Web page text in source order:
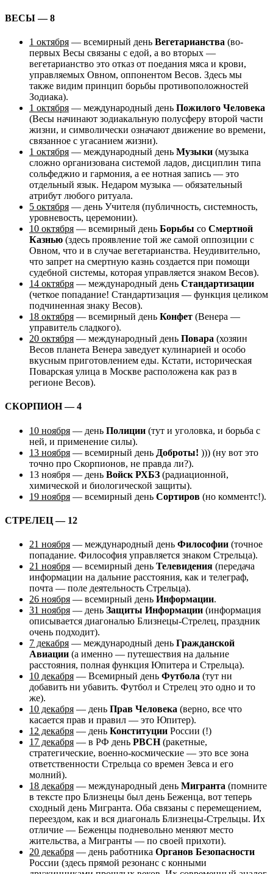
ВЕСЫ — 8
1 октября — всемирный день Вегетарианства (во-
первых Весы связаны с едой, а во вторых —
вегетарианство это отказ от поедания мяса и крови,
управляемых Овном, оппонентом Весов. Здесь мы
также видим принцип борьбы противоположностей
Зодиака).
1 октября — международный день Пожилого Человека
(Весы начинают зодиакальную полусферу второй части
жизни, и символически означают движение во времени,
связанное с угасанием жизни).
1 октября — международный день Музыки (музыка
сложно организована системой ладов, дисциплин типа
сольфеджио и гармония, а ее нотная запись — это
отдельный язык. Недаром музыка — обязательный
атрибут любого ритуала.
5 октября — день Учителя (публичность, системность,
уровневость, церемонии).
10 октября — всемирный день Борьбы со Смертной
Казнью (здесь проявление той же самой оппозиции с
Овном, что и в случае вегетарианства. Неудивительно,
что запрет на смертную казнь создается при помощи
судебной системы, которая управляется знаком Весов).
14 октября — международный день Стандартизации
(четкое попадание! Стандартизация — функция целиком
подчиненная знаку Весов).
18 октября — всемирный день Конфет (Венера —
управитель сладкого).
20 октября — международный день Повара (хозяин
Весов планета Венера заведует кулинарией и особо
вкусным приготовлением еды. Кстати, историческая
Поварская улица в Москве расположена как раз в
регионе Весов).
СКОРПИОН — 4
10 ноября — день Полиции (тут и уголовка, и борьба с
ней, и применение силы).
13 ноября — всемирный день Доброты! ))) (ну вот это
точно про Скорпионов, не правда ли?).
13 ноября — день Войск РХБЗ (радиационной,
химической и биологической защиты).
19 ноября — всемирный день Сортиров (но комментс!).
СТРЕЛЕЦ — 12
21 ноября — международный день Философии (точное
попадание. Философия управляется знаком Стрельца).
21 ноября — всемирный день Телевидения (передача
информации на дальние расстояния, как и телеграф,
почта — поле деятельность Стрельца).
26 ноября — всемирный день Информации.
31 ноября — день Защиты Информации (информация
описывается диагональю Близнецы-Стрелец, праздник
очень подходит).
7 декабря — международный день Гражданской
Авиации (а именно — путешествия на дальние
расстояния, полная функция Юпитера и Стрельца).
10 декабря — Всемирный день Футбола (тут ни
добавить ни убавить. Футбол и Стрелец это одно и то
же).
10 декабря — день Прав Человека (верно, все что
касается прав и правил — это Юпитер).
12 декабря — день Конституции России (!)
17 декабря — в РФ день РВСН(ракетные,
стратегические, военно-космические — это все зона
ответственности Стрельца со времен Зевса и его
молний).
18 декабря — международный день Мигранта (помните
в тексте про Близнецы был день Беженца, вот теперь
сходный день Мигранта. Оба связаны с перемещением,
переездом, как и вся диагональ Близнецы-Стрельцы. Их
отличие — Беженцы подневольно меняют место
жительства, а Мигранты — по своей прихоти).
20 декабря — день работника Органов Безопасности
России (здесь прямой резонанс с конными